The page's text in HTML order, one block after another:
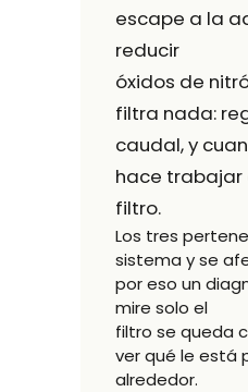
escape a la
reducir
óxidos de
filtra nada:
caudal, y
hace trabajar
filtro.
Los tres
sistema y se
por eso un
mire solo el
filtro se queda
ver qué le está
alrededor.